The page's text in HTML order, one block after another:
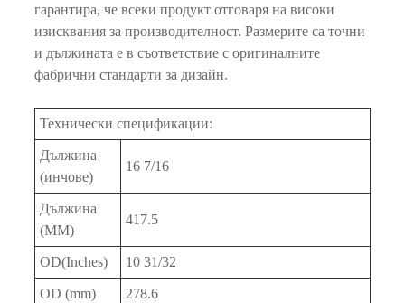
гарантира, че всеки продукт отговаря на високи
изисквания за производителност. Размерите са точни
и дължината е в съответствие с оригиналните
фабрични стандарти за дизайн.
Технически спецификации:
Дължина
(инчове)
16 7/16
Дължина
(MM)
417.5
OD(Inches) 10 31/32
OD (mm) 278.6